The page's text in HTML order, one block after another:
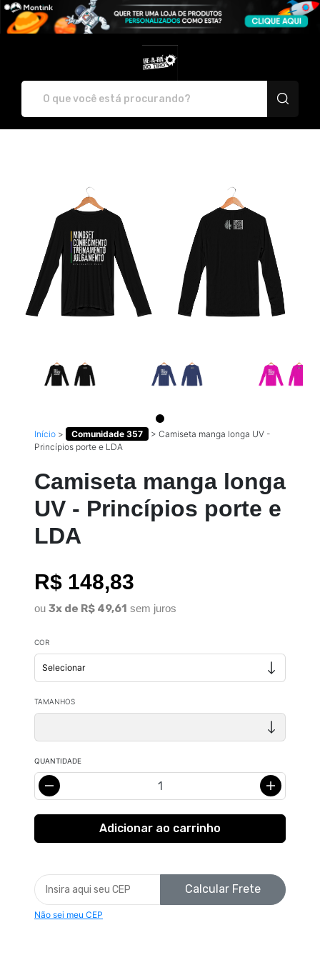
Início > Comunidade 357 > Camiseta manga longa UV -
Princípios porte e LDA
Camiseta manga longa
UV - Princípios porte e
LDA
R$ 148,83
ou 3x de R$ 49,61 sem juros
COR
TAMANHOS
QUANTIDADE
Calcular Frete
Não sei meu CEP